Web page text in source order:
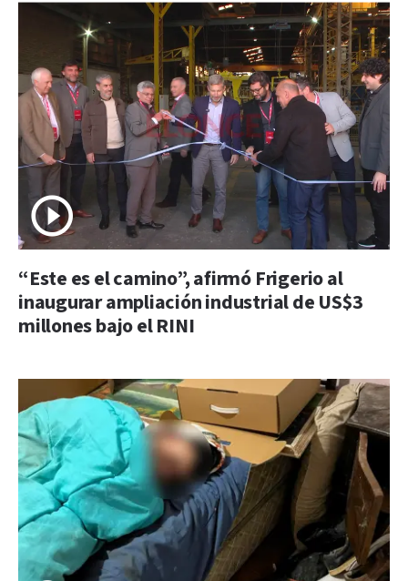
“Este es el camino”, afirmó Frigerio al
inaugurar ampliación industrial de US$3
millones bajo el RINI